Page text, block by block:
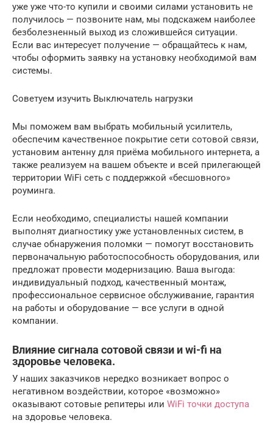
уже уже что-то купили и своими силами установить не
получилось — позвоните нам, мы подскажем наиболее
безболезненный выход из сложившейся ситуации.
Если вас интересует получение — обращайтесь к нам,
чтобы оформить заявку на установку необходимой вам
системы.
Советуем изучить Выключатель нагрузки
Мы поможем вам выбрать мобильный усилитель,
обеспечим качественное покрытие сети сотовой связи,
установим антенну для приёма мобильного интернета, а
также реализуем на вашем объекте и всей прилегающей
территории WiFi сеть с поддержкой «бесшовного»
роуминга.
Если необходимо, специалисты нашей компании
выполнят диагностику уже установленных систем, в
случае обнаружения поломки — помогут восстановить
первоначальную работоспособность оборудования, или
предложат провести модернизацию. Ваша выгода:
индивидуальный подход, качественный монтаж,
профессиональное сервисное обслуживание, гарантия
на работы и оборудование — все услуги в одной
компании.
Влияние сигнала сотовой связи и wi-fi на
здоровье человека.
У наших заказчиков нередко возникает вопрос о
негативном воздействии, которое «возможно»
оказывают сотовые репитеры или WiFi точки доступа
на здоровье человека.